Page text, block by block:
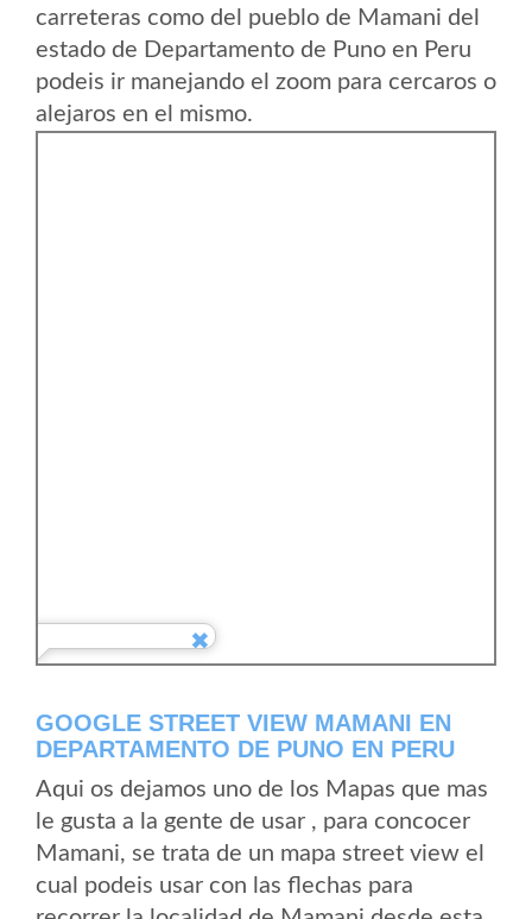
carreteras como del pueblo de Mamani del
estado de Departamento de Puno en Peru
podeis ir manejando el zoom para cercaros o
alejaros en el mismo.
GOOGLE STREET VIEW MAMANI EN
DEPARTAMENTO DE PUNO EN PERU
Aqui os dejamos uno de los Mapas que mas
le gusta a la gente de usar , para concocer
Mamani, se trata de un mapa street view el
cual podeis usar con las flechas para